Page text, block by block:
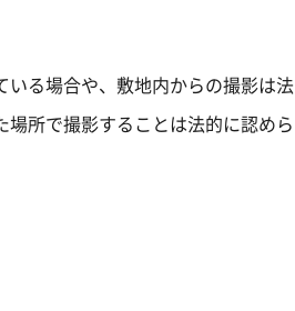
る場合や、敷地内からの撮影は法
所で撮影することは法的に認めら